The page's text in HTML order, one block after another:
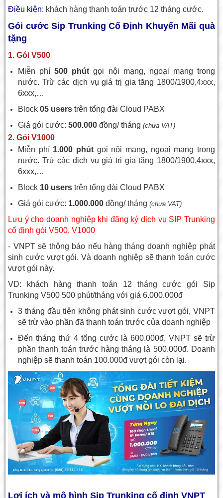
Điều kiện: khách hàng thanh toán trước 12 tháng cước.
Gói cước Sip Trunking Cố Định Khuyến Mãi quà
tặng
1. Gói V500
Miễn phí500 phút gọi nội mạng, ngoại mạng trong
nước. Trừ các dịch vụ giá trị gia tăng 1800/1900,4xxx,
6xxx,…
Block05 users trên tổng đài Cloud PABX
Giá gói cước:500.000đồng/ tháng(chưa VAT)
2. Gói V1000
Miễn phí 1.000 phút gọi nội mạng, ngoại mạng trong
nước. Trừ các dịch vụ giá trị gia tăng 1800/1900,4xxx,
6xxx,…
Block 10 users trên tổng đài Cloud PABX
Giá gói cước: 1.000.000 đồng/ tháng(chưa VAT)
Lưu ý cho doanh nghiệp khi đăng ký dịch vụ SIP Trunking
cố định gói V500, V1000
- VNPT sẽ thông báo nếu hàng tháng doanh nghiệp phát
sinh cước vượt gói. Và doanh nghiệp sẽ thanh toán cước
vượt gói này.
VD: khách hàng thanh toán 12 tháng cước gói Sip
Trunking V500 500 phút/tháng với giá 6.000.000đ
3 tháng đầu tiên không phát sinh cước vượt gói, VNPT
sẽ trừ vào phần đã thanh toán trước của doanh nghiệp
Đến tháng thứ 4 tổng cước là 600.000đ, VNPT sẽ trừ
phần thanh toán trước hàng tháng là 500.000đ. Doanh
nghiệp sẽ thanh toán 100.000đ vượt gói còn lại.
Lợi ích và mô hình Sip Trunking cố định VNPT